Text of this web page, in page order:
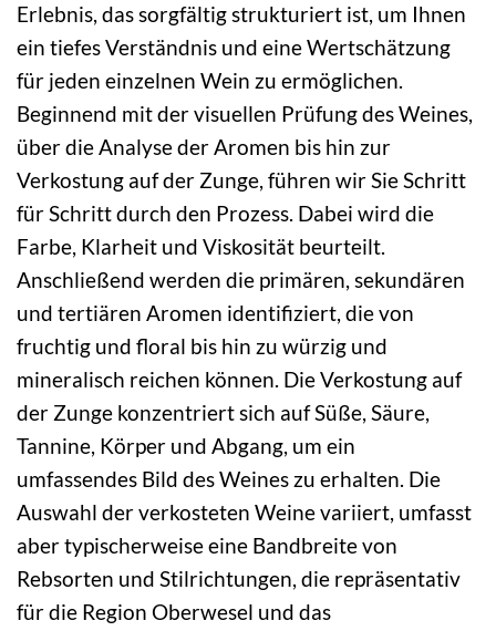
Erlebnis, das sorgfältig strukturiert ist, um Ihnen
ein tiefes Verständnis und eine Wertschätzung
für jeden einzelnen Wein zu ermöglichen.
Beginnend mit der visuellen Prüfung des Weines,
über die Analyse der Aromen bis hin zur
Verkostung auf der Zunge, führen wir Sie Schritt
für Schritt durch den Prozess. Dabei wird die
Farbe, Klarheit und Viskosität beurteilt.
Anschließend werden die primären, sekundären
und tertiären Aromen identifiziert, die von
fruchtig und floral bis hin zu würzig und
mineralisch reichen können. Die Verkostung auf
der Zunge konzentriert sich auf Süße, Säure,
Tannine, Körper und Abgang, um ein
umfassendes Bild des Weines zu erhalten. Die
Auswahl der verkosteten Weine variiert, umfasst
aber typischerweise eine Bandbreite von
Rebsorten und Stilrichtungen, die repräsentativ
für die Region Oberwesel und das